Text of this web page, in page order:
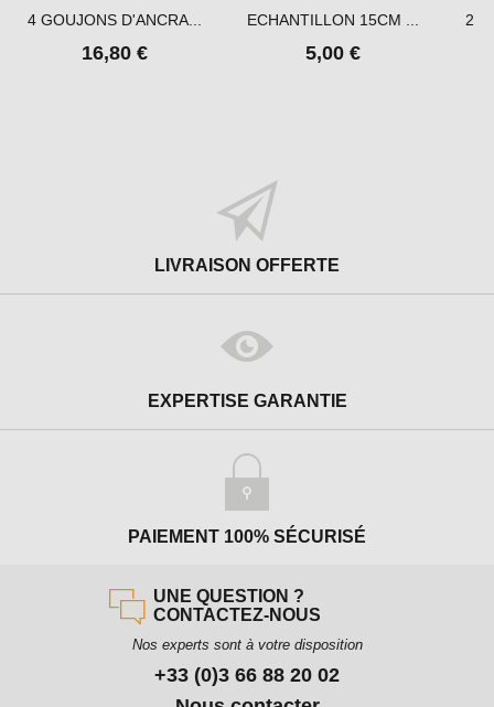
4 GOUJONS D'ANCRA...
16,80 €
ECHANTILLON 15CM ...
5,00 €
2
LIVRAISON OFFERTE
EXPERTISE GARANTIE
PAIEMENT 100% SÉCURISÉ
UNE QUESTION ?
CONTACTEZ-NOUS
Nos experts sont à votre disposition
+33 (0)3 66 88 20 02